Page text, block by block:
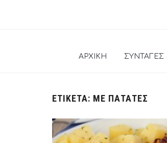
ΑΡΧΙΚΗ ΣΥΝΤΑΓΕΣ
ΕΤΙΚΈΤΑ: ΜΕ ΠΑΤΆΤΕΣ